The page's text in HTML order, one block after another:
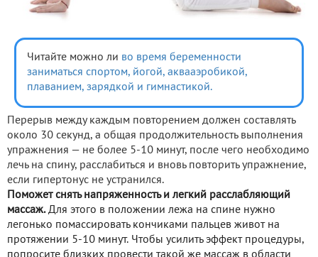
Читайте можно ли во время беременности
заниматься спортом, йогой, аквааэробикой,
плаванием, зарядкой и гимнастикой.
Перерыв между каждым повторением должен составлять
около 30 секунд, а общая продолжительность выполнения
упражнения — не более 5-10 минут, после чего необходимо
лечь на спину, расслабиться и вновь повторить упражнение,
если гипертонус не устранился.
Поможет снять напряженность и легкий расслабляющий
массаж. Для этого в положении лежа на спине нужно
легонько помассировать кончиками пальцев живот на
протяжении 5-10 минут. Чтобы усилить эффект процедуры,
попросите близких провести такой же массаж в области